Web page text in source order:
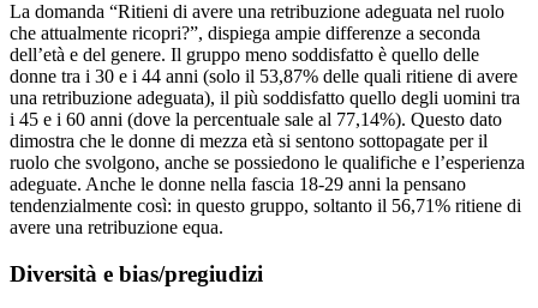
La domanda “Ritieni di avere una retribuzione adeguata nel ruolo
che attualmente ricopri?”, dispiega ampie differenze a seconda
dell’età e del genere. Il gruppo meno soddisfatto è quello delle
donne tra i 30 e i 44 anni (solo il 53,87% delle quali ritiene di avere
una retribuzione adeguata), il più soddisfatto quello degli uomini tra
i 45 e i 60 anni (dove la percentuale sale al 77,14%). Questo dato
dimostra che le donne di mezza età si sentono sottopagate per il
ruolo che svolgono, anche se possiedono le qualifiche e l’esperienza
adeguate. Anche le donne nella fascia 18-29 anni la pensano
tendenzialmente così: in questo gruppo, soltanto il 56,71% ritiene di
avere una retribuzione equa.
Diversità e bias/pregiudizi